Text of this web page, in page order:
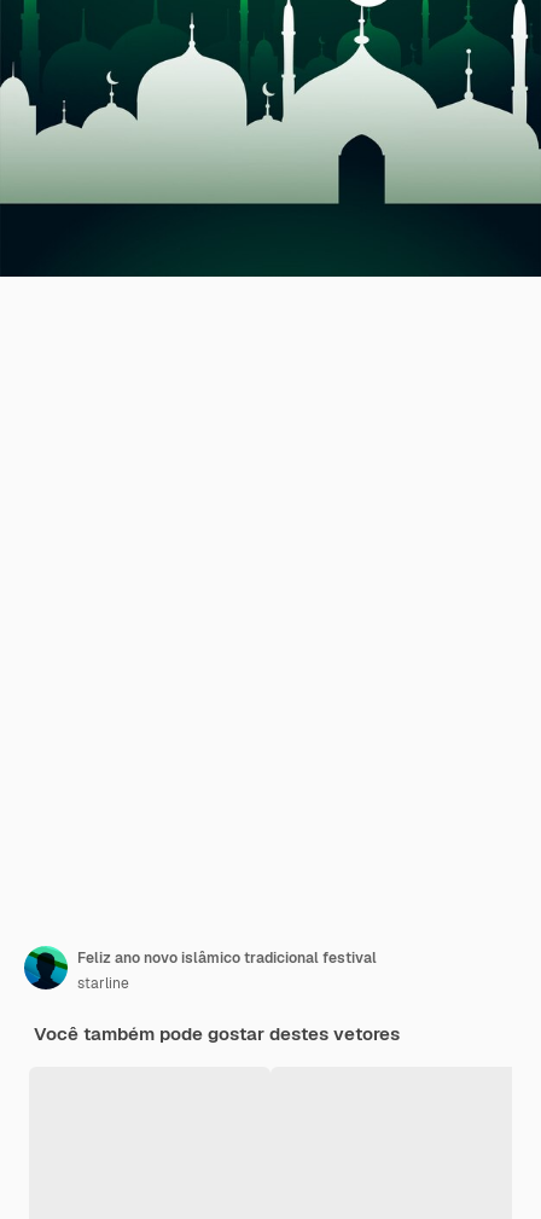
Feliz ano novo islâmico tradicional festival
starline
Você também pode gostar destes vetores